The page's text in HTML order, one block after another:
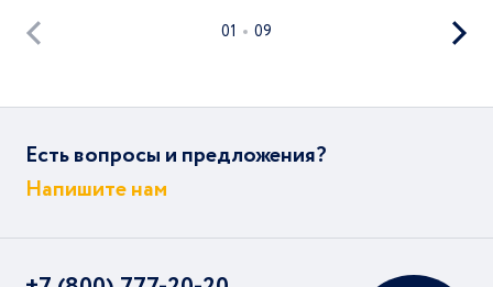
01 09
Есть вопросы и предложения?
Напишите нам